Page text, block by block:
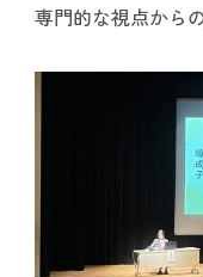
専門的な視点から